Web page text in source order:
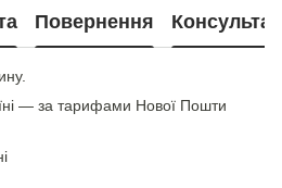
Повернення
— за тарифами Нової Пошти